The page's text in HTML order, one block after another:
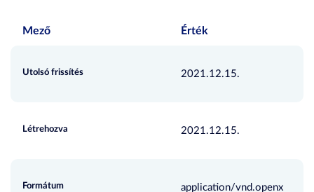
Mező Érték
Utolsó frissítés 2021.12.15.
Létrehozva 2021.12.15.
Formátum
application/vnd.openx